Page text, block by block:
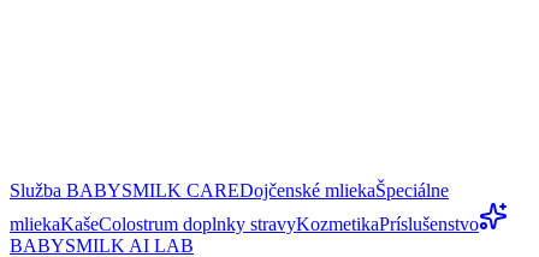
Služba BABYSMILK CAREDojčenské mliekaŠpeciálne
mliekaKašeColostrum doplnky stravyKozmetikaPríslušenstvo
BABYSMILK AI LAB